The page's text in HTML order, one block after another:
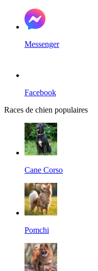
Messenger
Facebook
Races de chien populaires
Cane Corso
Pomchi